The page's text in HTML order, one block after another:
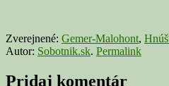
Zverejnené: Gemer-Malohont,
Autor: Sobotnik.sk. Permalink
Pridaj komentár